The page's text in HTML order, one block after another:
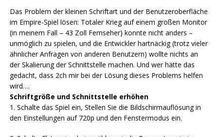
Das Problem der kleinen Schriftart und der Benutzeroberfläche
im Empire-Spiel lösen: Totaler Krieg auf einem großen Monitor
(in meinem Fall – 43 Zoll Fernseher) konnte nicht anders –
unmöglich zu spielen, und die Entwickler hartnäckig (trotz vieler
ähnlicher Anfragen von anderen Benutzern) wollte nichts an
der Skalierung der Schnittstelle machen. Und wer hätte das
gedacht, dass 2ch mir bei der Lösung dieses Problems helfen
wird….
Schriftgröße und Schnittstelle erhöhen
1. Schalte das Spiel ein, Stellen Sie die Bildschirmauflösung in
den Einstellungen auf 720p und den Fenstermodus ein.